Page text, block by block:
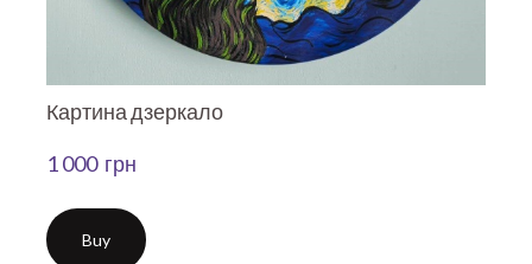
Картина дзеркало
1 000  грн
Buy